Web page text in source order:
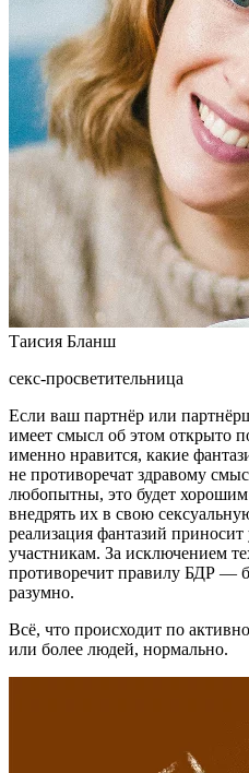
Таисия Бланш
секс-просветительница
Если ваш партнёр или
имеет смысл об этом открыто
именно нравится, какие
не противоречат здравому
любопытны, это будет хорошим
внедрять их в свою
реализация фантазий приносит
участникам. За исключением
противоречит правилу БДР —
разумно.
Всё, что происходит по
или более людей, нормально.